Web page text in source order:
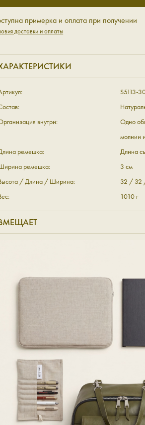
примерка и оплата при получении
доставки и оплаты
S5113-
внутри:
Одно
молнии
ремешка:
Длина
ремешка:
3 см
/ Длина / Ширина:
32 / 32
1010 г